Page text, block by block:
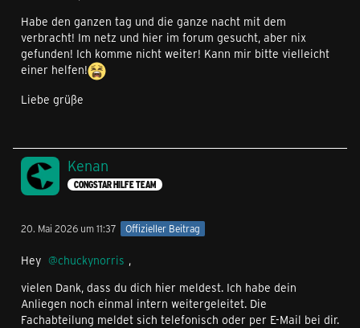
Habe den ganzen tag und die ganze nacht mit dem
verbracht! Im netz und hier im forum gesucht, aber nix
gefunden! Ich komme nicht weiter! Kann mir bitte vielleicht
einer helfen!
Liebe grüße
Kenan
CONGSTAR HILFE TEAM
20. Mai 2026 um 11:37 Offizieller Beitrag
Hey chuckynorris ,
vielen Dank, dass du dich hier meldest. Ich habe dein
Anliegen noch einmal intern weitergeleitet. Die
Fachabteilung meldet sich telefonisch oder per E-Mail bei dir.